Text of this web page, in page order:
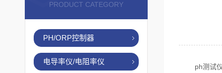
PRODUCT CATEGORY
PH/ORP控制器
电导率仪/电阻率仪
ph测试仪是